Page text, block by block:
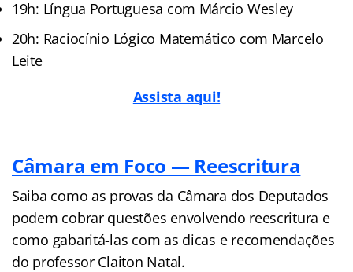
19h: Língua Portuguesa com Márcio Wesley
20h: Raciocínio Lógico Matemático com Marcelo
Leite
Assista aqui!
Câmara em Foco — Reescritura
Saiba como as provas da Câmara dos Deputados
podem cobrar questões envolvendo reescritura e
como gabaritá-las com as dicas e recomendações
do professor Claiton Natal.